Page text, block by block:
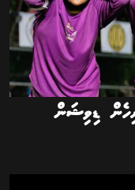
ޑިވިޝަން